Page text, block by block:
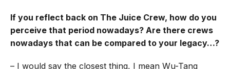
If you reflect back on The Juice Crew, how do you
perceive that period nowadays? Are there crews
nowadays that can be compared to your legacy…?
– I would say the closest thing, I mean Wu-Tang